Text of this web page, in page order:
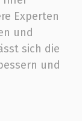
Experten
und
sich die
und